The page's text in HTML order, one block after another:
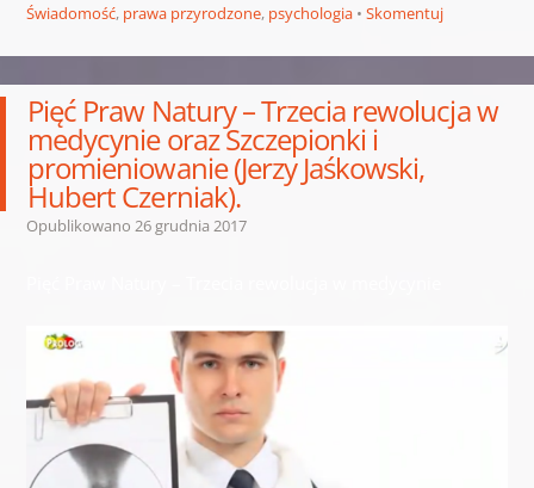
Świadomość, prawa przyrodzone, psychologia Skomentuj
Pięć Praw Natury – Trzecia rewolucja w
medycynie oraz Szczepionki i
promieniowanie (Jerzy Jaśkowski,
Hubert Czerniak).
Opublikowano 26 grudnia 2017